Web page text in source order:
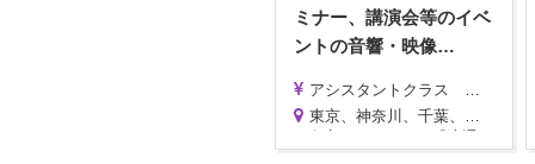
ミナー、講演会等のイベ
ントの音響・映像…
アシスタントクラス 時給1200円～1500円
オペレーター/チーフクラス 時給1500円～2000円 ※スキル・経験により優遇致します。
※通勤交通費は別途支給致します。
東京、神奈川、千葉、埼玉 ※イベントにより異なります。
※倉庫はモノレール「流通センター駅」より徒歩2分